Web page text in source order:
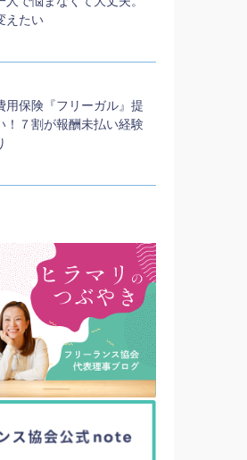
えたい
用保険『フリーガル』提
！７割が報酬未払い経験